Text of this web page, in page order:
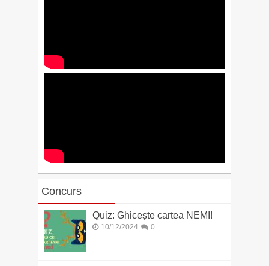
Concurs
Quiz: Ghicește cartea NEMI!
10/12/2024 0